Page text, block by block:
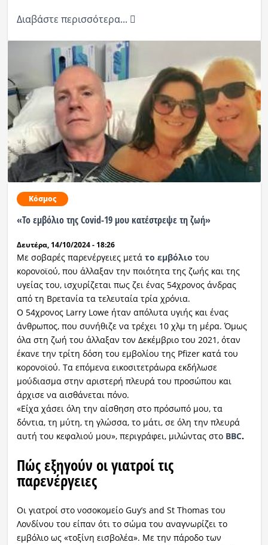
Διαβάστε περισσότερα...
Κόσμος
«Το εμβόλιο της Covid-19 μου κατέστρεψε τη ζωή»
Δευτέρα, 14/10/2024 - 18:26
Με σοβαρές παρενέργειες μετά το εμβόλιο του
κορονοϊού, που άλλαξαν την ποιότητα της ζωής και της
υγείας του, ισχυρίζεται πως ζει ένας 54χρονος άνδρας
από τη Βρετανία τα τελευταία τρία χρόνια.
Ο 54χρονος Larry Lowe ήταν απόλυτα υγιής και ένας
άνθρωπος, που συνήθιζε να τρέχει 10 χλμ τη μέρα. Όμως
όλα στη ζωή του άλλαξαν τον Δεκέμβριο του 2021, όταν
έκανε την τρίτη δόση του εμβολίου της Pfizer κατά του
κορονοϊού. Τα επόμενα εικοσιτετράωρα εκδήλωσε
μούδιασμα στην αριστερή πλευρά του προσώπου και
άρχισε να αισθάνεται πόνο.
«Είχα χάσει όλη την αίσθηση στο πρόσωπό μου, τα
δόντια, τη μύτη, τη γλώσσα, το μάτι, σε όλη την πλευρά
αυτή του κεφαλιού μου», περιγράφει, μιλώντας στο BBC.
Πώς εξηγούν οι γιατροί τις
παρενέργειες
Οι γιατροί στο νοσοκομείο Guy’s and St Thomas του
Λονδίνου του είπαν ότι το σώμα του αναγνωρίζει το
εμβόλιο ως «τοξίνη εισβολέα». Με την πάροδο των